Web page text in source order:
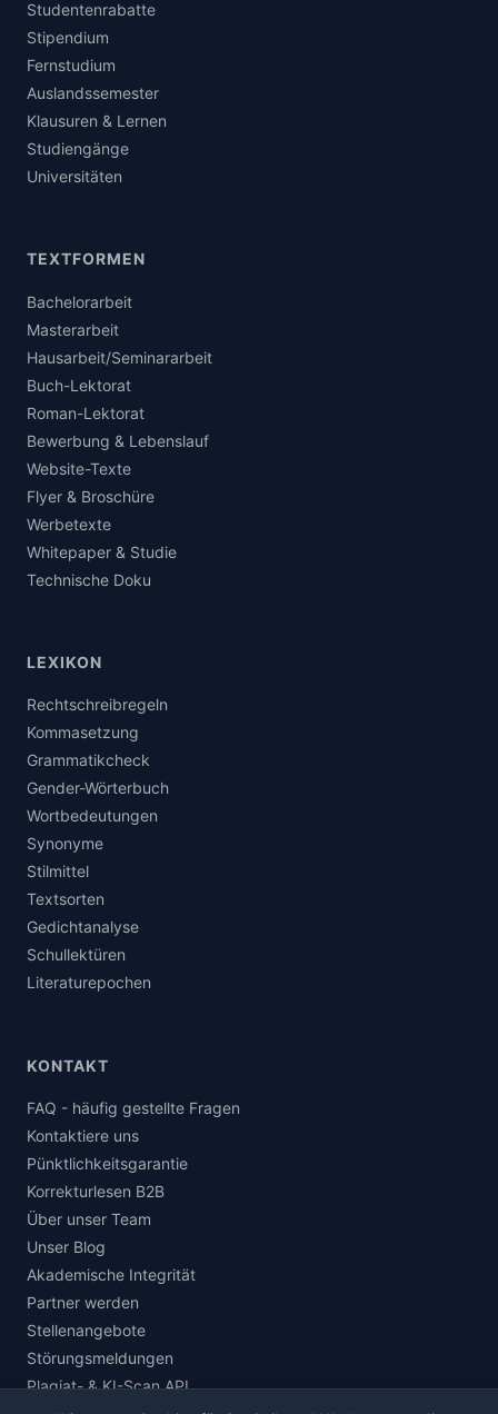
Studentenrabatte
Stipendium
Fernstudium
Auslandssemester
Klausuren & Lernen
Studiengänge
Universitäten
TEXTFORMEN
Bachelorarbeit
Masterarbeit
Hausarbeit/Seminararbeit
Buch-Lektorat
Roman-Lektorat
Bewerbung & Lebenslauf
Website-Texte
Flyer & Broschüre
Werbetexte
Whitepaper & Studie
Technische Doku
LEXIKON
Rechtschreibregeln
Kommasetzung
Grammatikcheck
Gender-Wörterbuch
Wortbedeutungen
Synonyme
Stilmittel
Textsorten
Gedichtanalyse
Schullektüren
Literaturepochen
KONTAKT
FAQ - häufig gestellte Fragen
Kontaktiere uns
Pünktlichkeitsgarantie
Korrekturlesen B2B
Über unser Team
Unser Blog
Akademische Integrität
Partner werden
Stellenangebote
Störungsmeldungen
Plagiat- & KI-Scan API